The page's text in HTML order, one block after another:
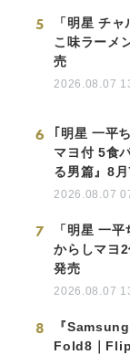
5
「明星 チ
こ味ラーメ
売
2026.08.07
6
｢明星 一平
マヨ付 5食
る男篇』8
2026.08.07
7
「明星 一
からしマヨ
発売
2026.08.07
8
『
Fold8｜